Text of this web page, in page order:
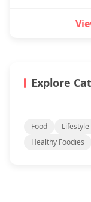
Explore
Food Lifestyle
Healthy Foodies